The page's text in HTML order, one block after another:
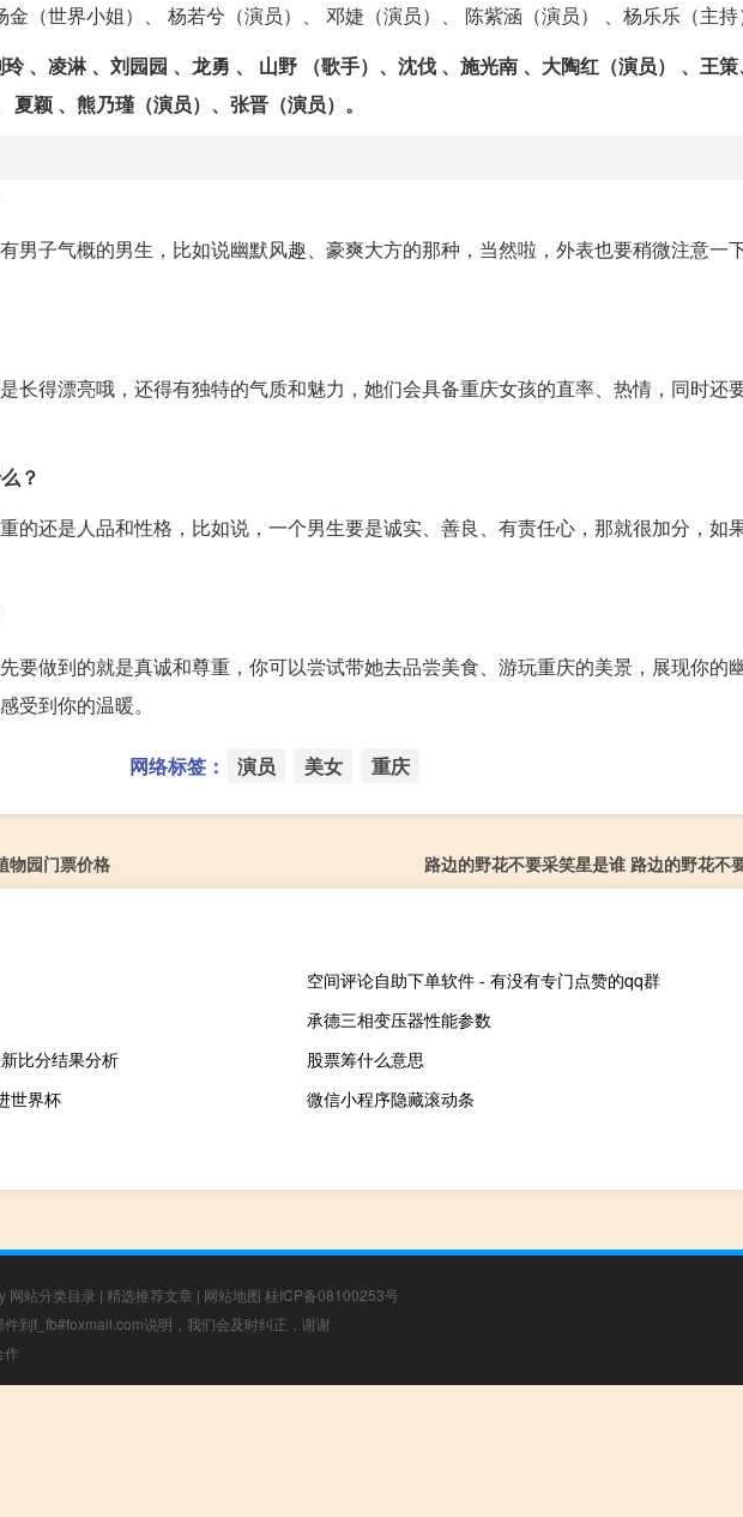
金（世界小姐）、 杨若兮（演员）、 邓婕（演员）、 陈紫涵（演员） 、杨乐乐（主
、凌淋 、刘园园 、龙勇 、 山野 （歌手）、沈伐 、施光南 、大陶红（演员） 、王
颖 、熊乃瑾（演员）、张晋（演员）。
男子气概的男生，比如说幽默风趣、豪爽大方的那种，当然啦，外表也要稍微注意一
长得漂亮哦，还得有独特的气质和魅力，她们会具备重庆女孩的直率、热情，同时还
？
的还是人品和性格，比如说，一个男生要是诚实、善良、有责任心，那就很加分，如
要做到的就是真诚和尊重，你可以尝试带她去品尝美食、游玩重庆的美景，展现你的
受到你的温暖。
网络标签： 演员 美女 重庆
物园门票价格
路边的野花不要采笑星是谁 路边的野花不
空间评论自助下单软件 - 有没有专门点赞的qq群
承德三相变压器性能参数
比分结果分析
股票筹什么意思
世界杯
微信小程序隐藏滚动条
网站分类目录 | 精选推荐文章 | 网站地图 桂ICP备08100253号
到f_fb#foxmail.com说明，我们会及时纠正，谢谢
作